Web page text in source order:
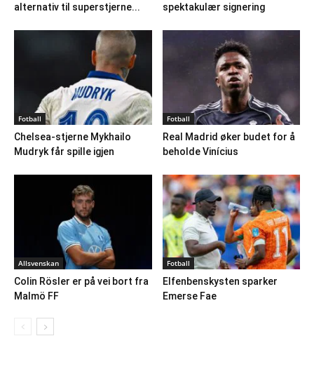
alternativ til superstjerne...
spektakulær signering
Fotball
Chelsea-stjerne Mykhailo
Mudryk får spille igjen
Fotball
Real Madrid øker budet for å
beholde Vinícius
Allsvenskan
Colin Rösler er på vei bort fra
Malmö FF
Fotball
Elfenbenskysten sparker
Emerse Fae